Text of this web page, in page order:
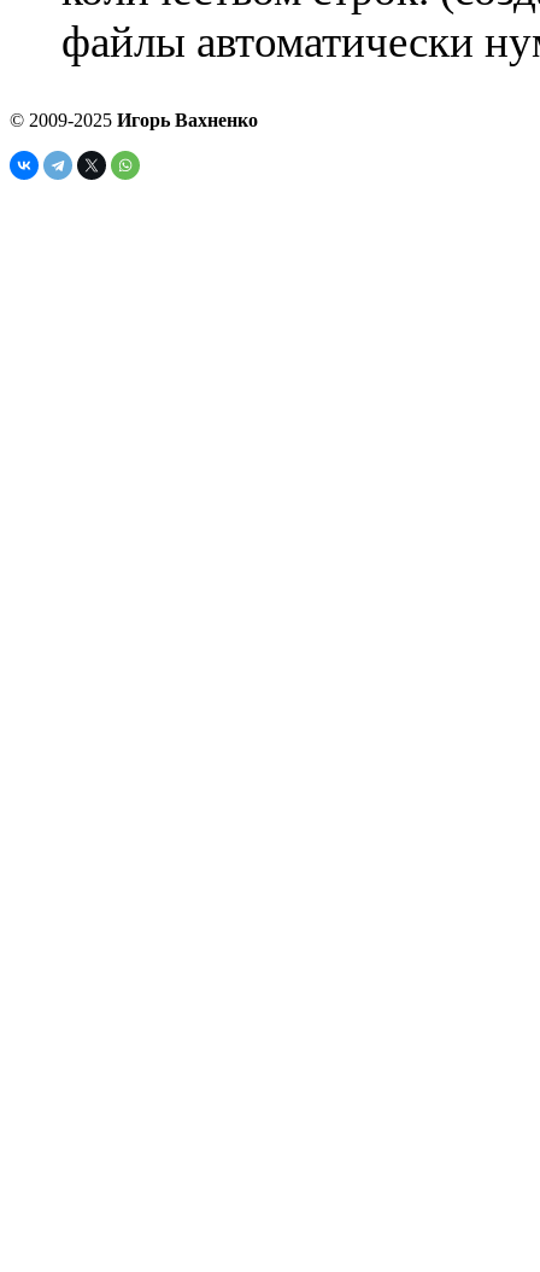
файлы автоматически
© 2009-2025 Игорь Вахненко